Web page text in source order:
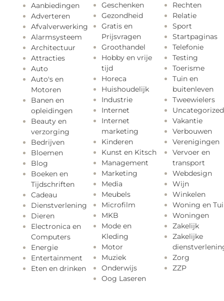
Aanbiedingen
Adverteren
Afvalverwerking
Alarmsysteem
Architectuur
Attracties
Auto
Auto's en
Motoren
Banen en
opleidingen
Beauty en
verzorging
Bedrijven
Bloemen
Blog
Boeken en
Tijdschriften
Cadeau
Dienstverlening
Dieren
Electronica en
Computers
Energie
Entertainment
Eten en drinken
Geschenken
Gezondheid
Gratis en
Prijsvragen
Groothandel
Hobby en vrije
tijd
Horeca
Huishoudelijk
Industrie
Internet
Internet
marketing
Kinderen
Kunst en Kitsch
Management
Marketing
Media
Meubels
Microfilm
MKB
Mode en
Kleding
Motor
Muziek
Onderwijs
Oog Laseren
Rechten
Relatie
Sport
Startpaginas
Telefonie
Testing
Toerisme
Tuin en
buitenleven
Tweewielers
Uncategorized
Vakantie
Verbouwen
Verenigingen
Vervoer en
transport
Webdesign
Wijn
Winkelen
Woning en
Woningen
Zakelijk
Zakelijke
Zorg
ZZP